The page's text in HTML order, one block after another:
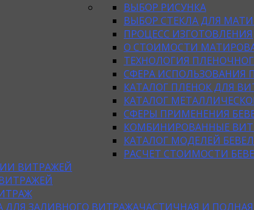
ВЫБОР РИСУНКА
ВЫБОР СТЕКЛА ДЛЯ
ПРОЦЕСС ИЗГОТОВЛЕНИЯ
О СТОИМОСТИ
ТЕХНОЛОГИЯ
СФЕРА ИСПОЛЬЗОВАНИЯ
КАТАЛОГ ПЛЕНОК ДЛЯ
КАТАЛОГ
СФЕРЫ ПРИМЕНЕНИЯ
КОМБИНИРОВАННЫЕ
КАТАЛОГ МОДЕЛЕЙ
РАСЧЕТ СТОИМОСТИ
ВИТРАЖЕЙ
ДЛЯ ЗАЛИВНОГО ВИТРАЖАЧАСТИЧНАЯ И